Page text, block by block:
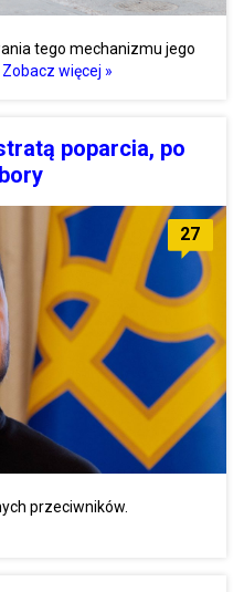
tego mechanizmu jego
Zobacz więcej »
poparcia, po
27
przeciwników.